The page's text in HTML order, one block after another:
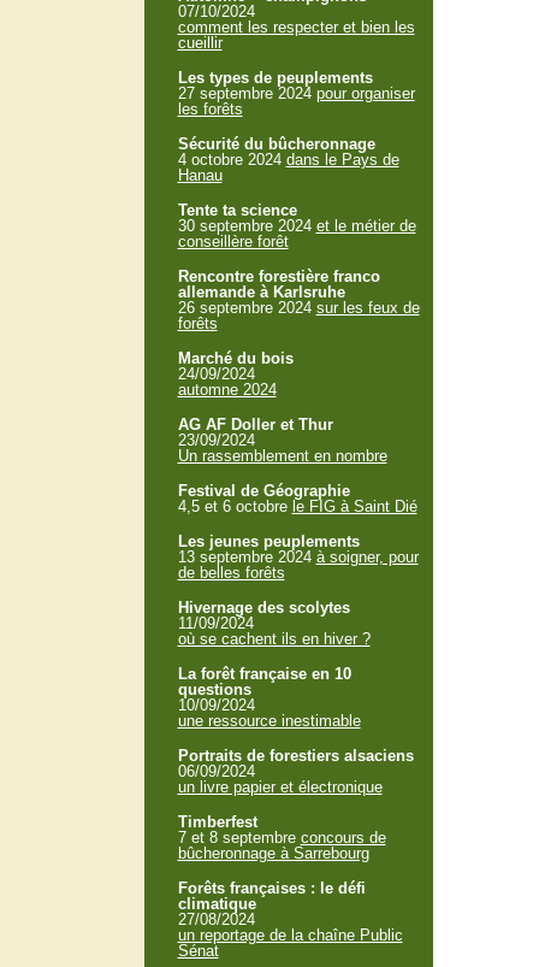
07/10/2024
comment les respecter et bien les
cueillir
Les types de peuplements
27 septembre 2024 pour organiser
les forêts
Sécurité du bûcheronnage
4 octobre 2024 dans le Pays de
Hanau
Tente ta science
30 septembre 2024 et le métier de
conseillère forêt
Rencontre forestière franco
allemande à Karlsruhe
26 septembre 2024 sur les feux de
forêts
Marché du bois
24/09/2024
automne 2024
AG AF Doller et Thur
23/09/2024
Un rassemblement en nombre
Festival de Géographie
4,5 et 6 octobre le FIG à Saint Dié
Les jeunes peuplements
13 septembre 2024 à soigner, pour
de belles forêts
Hivernage des scolytes
11/09/2024
où se cachent ils en hiver ?
La forêt française en 10
questions
10/09/2024
une ressource inestimable
Portraits de forestiers alsaciens
06/09/2024
un livre papier et électronique
Timberfest
7 et 8 septembre concours de
bûcheronnage à Sarrebourg
Forêts françaises : le défi
climatique
27/08/2024
un reportage de la chaîne Public
Sénat